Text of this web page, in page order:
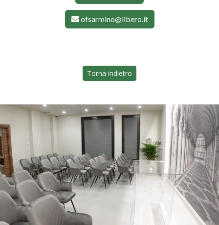
ofsarmino@libero.it
Torna indietro